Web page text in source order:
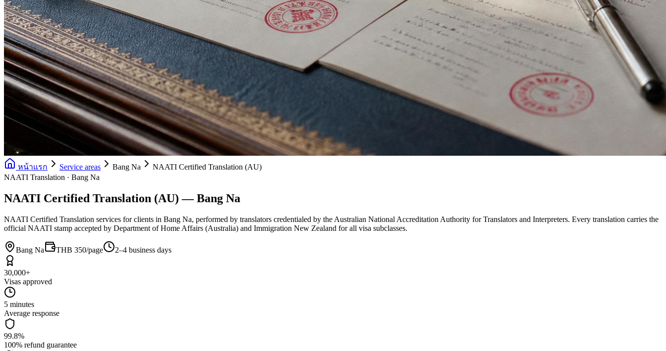
หน้าแรก Service areas Bang Na
NAATI Certified Translation (AU)
NAATI Translation · Bang Na
NAATI Certified Translation (AU) — Bang Na
NAATI Certified Translation services for clients in Bang Na, performed by translators credentialed by the Australian National Accreditation Authority for Translators and Interpreters. Every translation carries the
official NAATI stamp accepted by Department of Home Affairs (Australia) and Immigration New Zealand for all visa subclasses.
Bang Na THB 350/page 2–4 business days
30,000+
Visas approved
5 minutes
Average response
99.8%
100% refund guarantee